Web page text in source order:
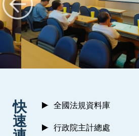
快
速
全國法規資料庫
行政院主計總處